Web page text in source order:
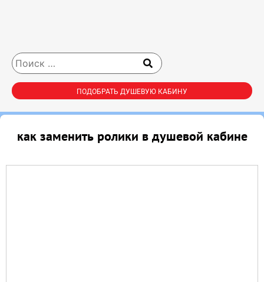
ПОДОБРАТЬ ДУШЕВУЮ КАБИНУ
как заменить ролики в душевой кабине